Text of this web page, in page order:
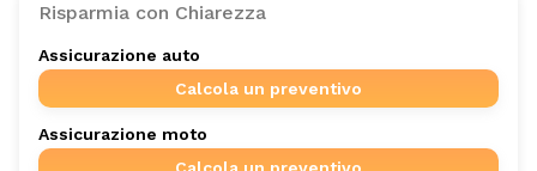
Risparmia con Chiarezza
Assicurazione auto
Calcola un preventivo
Assicurazione moto